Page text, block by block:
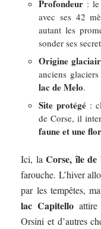
Profondeur :
avec ses 42
autant les
sonder ses
Origine
anciens
lac de Melo.
Site protégé :
de Corse, il
faune et une
Ici, laCorse, île de
farouche. L’hiver
par les tempêtes,
lac Capitello
Orsini et d’autres